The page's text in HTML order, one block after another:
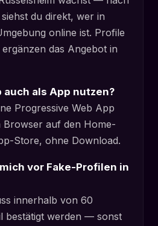
du direkt, wer in
online ist. Profile
das Angebot in
auch als App nutzen?
Progressive Web App
Browser auf den Home-
Store, ohne Download.
vor Fake-Profilen in
innerhalb von 60
bestätigt werden — sonst